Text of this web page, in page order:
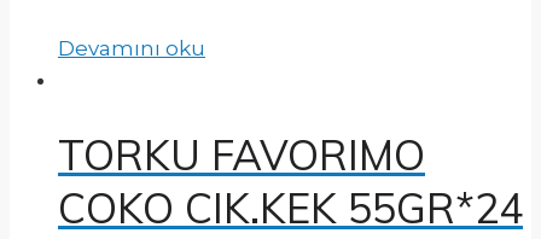
Devamını oku
TORKU FAVORIMO
COKO CIK.KEK 55GR*24